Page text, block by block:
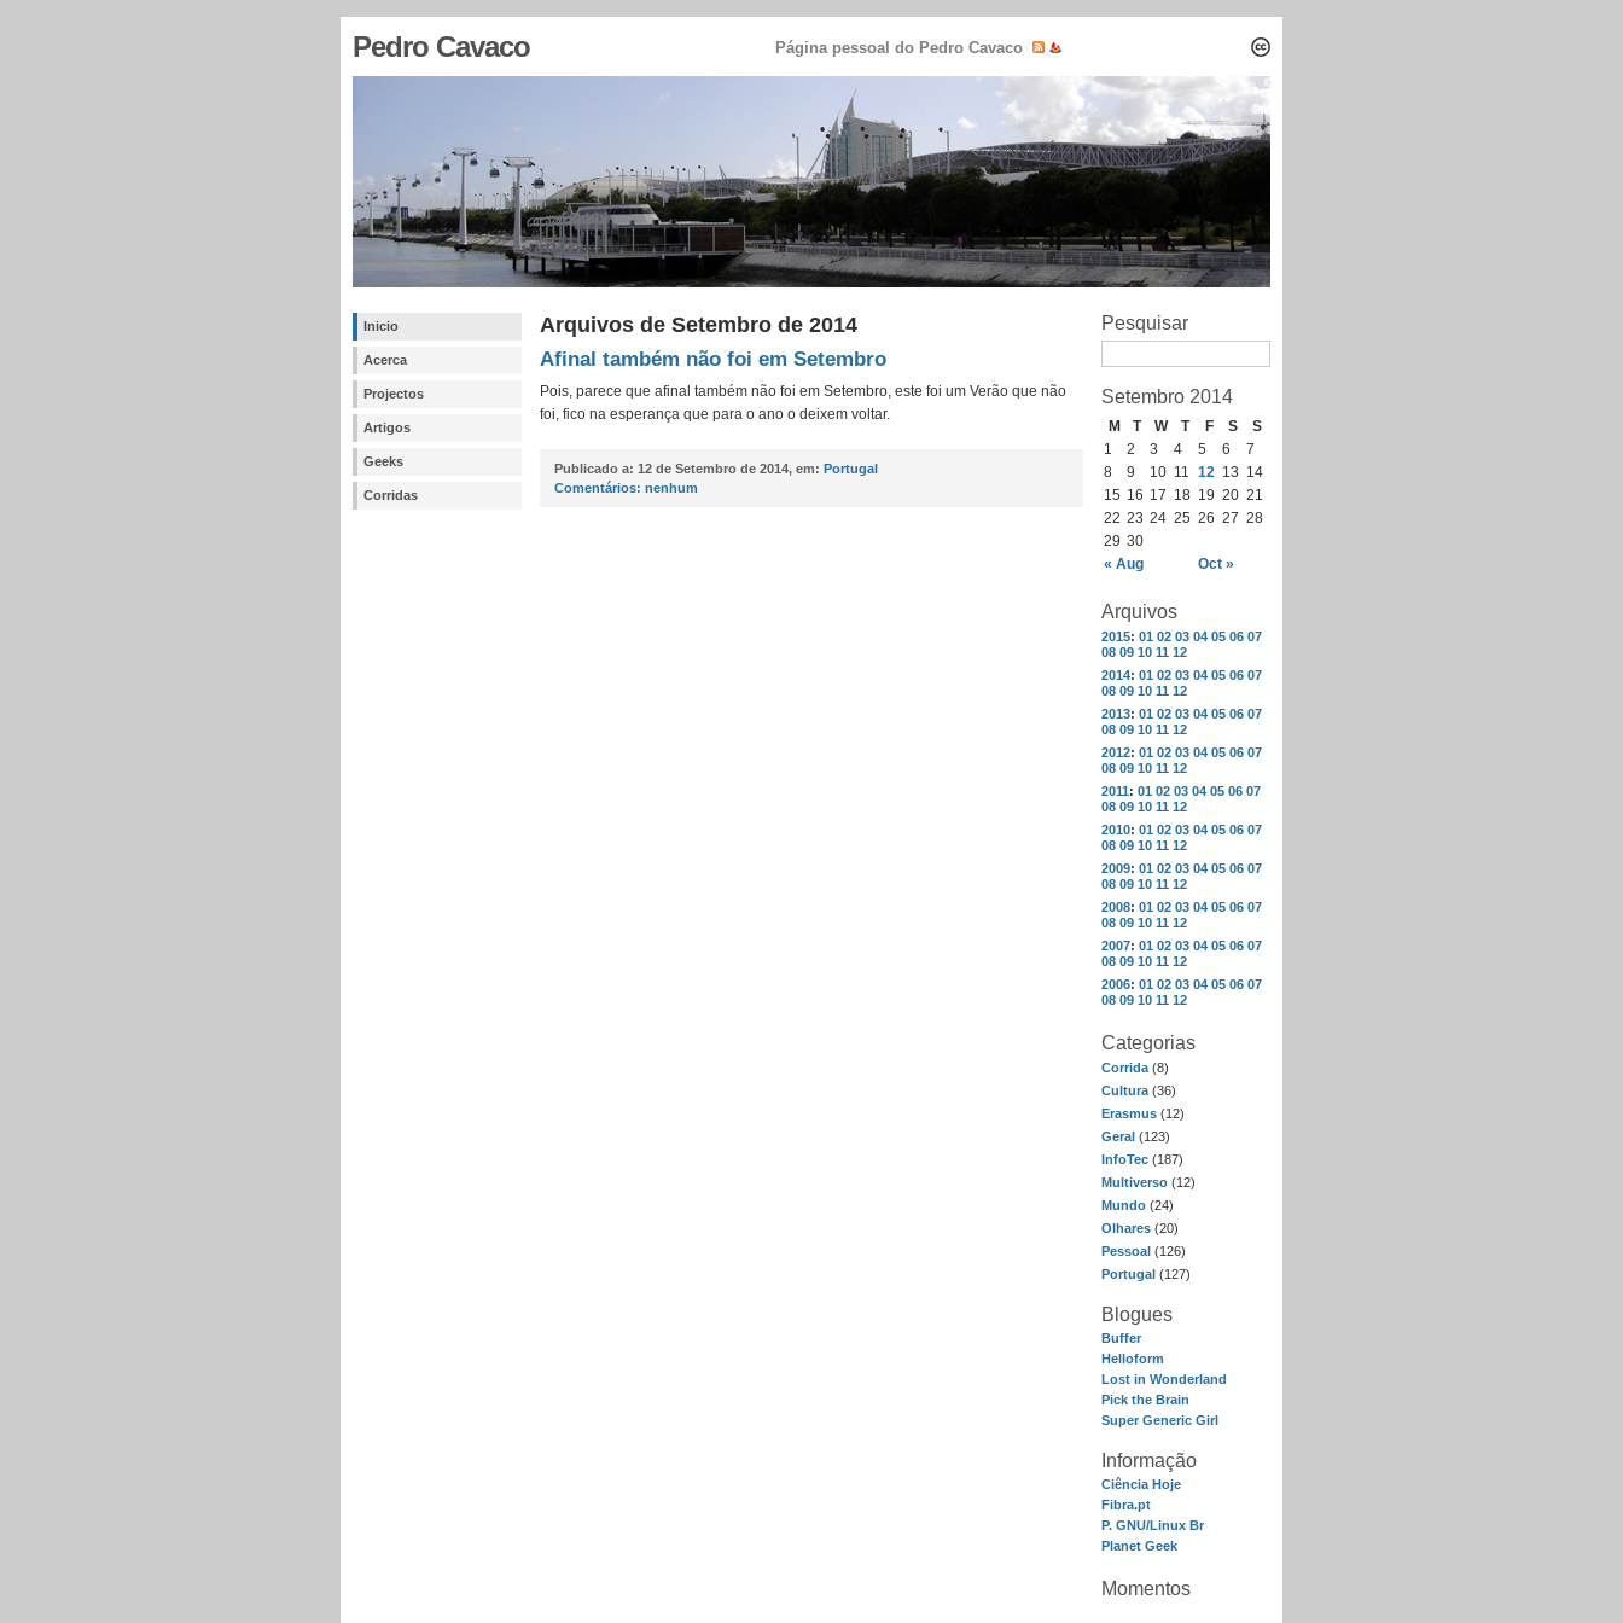
Pedro Cavaco Página pessoal do Pedro Cavaco
Inicio
Acerca
Projectos
Artigos
Geeks
Corridas
Pesquisar
Setembro 2014
M T W T F S S
« Aug Oct »
1 2 3 4 5 6
7
8
9 10 11 12 13 14
15 16 17 18 19 20 21
22 23 24 25 26 27 28
29 30
Arquivos
2015: 01 02 03 04 05 06 07
08 09 10 11 12
2014: 01 02 03 04 05 06 07
08 09 10 11 12
2013: 01 02 03 04 05 06 07
08 09 10 11 12
2012: 01 02 03 04 05 06 07
08 09 10 11 12
2011: 01 02 03 04 05 06 07
08 09 10 11 12
2010: 01 02 03 04 05 06 07
08 09 10 11 12
2009: 01 02 03 04 05 06 07
08 09 10 11 12
2008: 01 02 03 04 05 06 07
08 09 10 11 12
2007: 01 02 03 04 05 06 07
08 09 10 11 12
2006: 01 02 03 04 05 06 07
08 09 10 11 12
Categorias
Corrida (8)
Cultura (36)
Erasmus (12)
Geral (123)
InfoTec (187)
Multiverso (12)
Mundo (24)
Olhares (20)
Pessoal (126)
Portugal (127)
Blogues
Buffer
Helloform
Lost in Wonderland
Pick the Brain
Super Generic Girl
Informação
Ciência Hoje
Fibra.pt
P. GNU/Linux Br
Planet Geek
Momentos
Arquivos de Setembro de 2014
Afinal também não foi em Setembro
Pois, parece que afinal também não foi em Setembro, este foi um Verão que não
foi, fico na esperança que para o ano o deixem voltar.
Publicado a: 12 de Setembro de 2014, em: Portugal
Comentários: nenhum